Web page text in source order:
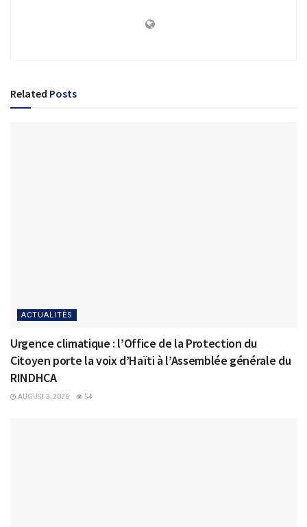
Related Posts
ACTUALITÉS
Urgence climatique : l’Office de la Protection du
Citoyen porte la voix d’Haïti à l’Assemblée générale du
RINDHCA
AUGUST 3, 2026 54